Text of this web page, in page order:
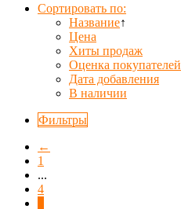
Сортировать по:
Название↑
Цена
Хиты продаж
Оценка покупателей
Дата добавления
В наличии
Фильтры
←
1
...
4